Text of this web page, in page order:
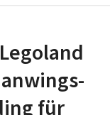
für